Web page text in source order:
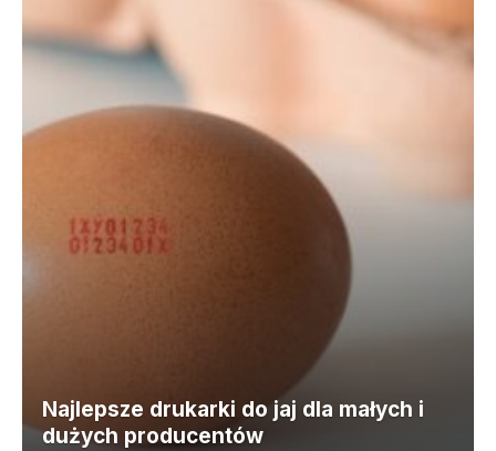
Najlepsze drukarki do jaj dla małych i
dużych producentów